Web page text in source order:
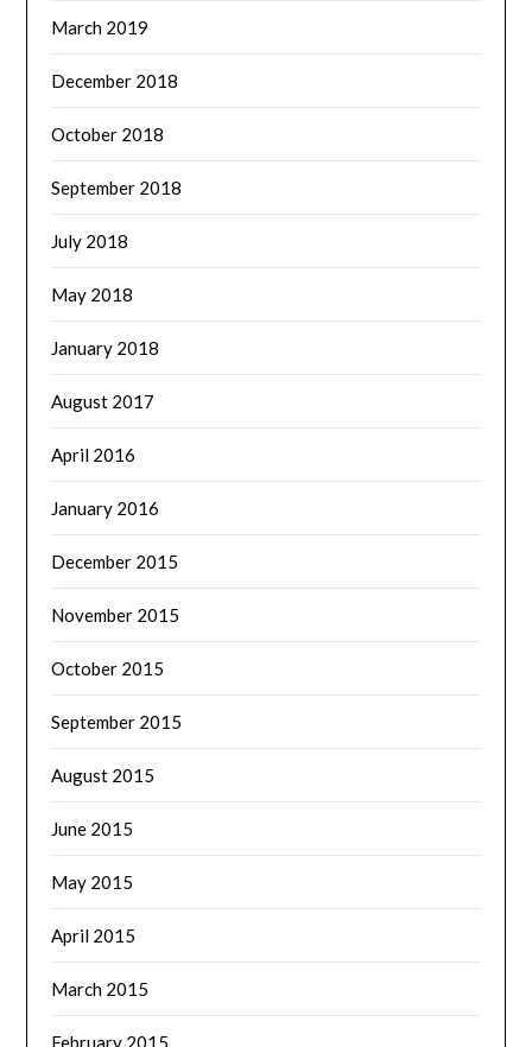
March 2019
December 2018
October 2018
September 2018
July 2018
May 2018
January 2018
August 2017
April 2016
January 2016
December 2015
November 2015
October 2015
September 2015
August 2015
June 2015
May 2015
April 2015
March 2015
February 2015